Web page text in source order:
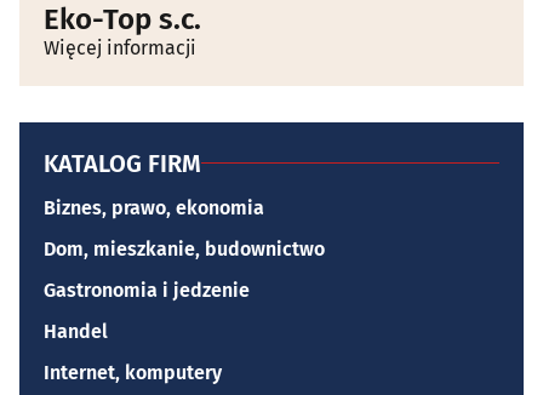
Eko-Top s.c.
Więcej informacji
KATALOG FIRM
Biznes, prawo, ekonomia
Dom, mieszkanie, budownictwo
Gastronomia i jedzenie
Handel
Internet, komputery